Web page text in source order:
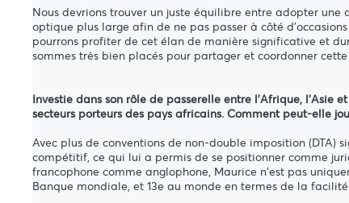
Nous devrions trouver un juste équilibre entre adopter
optique plus large afin de ne pas passer à côté
pourrons profiter de cet élan de manière significative et
sommes très bien placés pour partager et coordonner
Investie dans son rôle de passerelle entre l'Afrique, l'Asie
secteurs porteurs des pays africains. Comment peut-elle
Avec plus de conventions de non-double imposition
compétitif, ce qui lui a permis de se positionner comme
francophone comme anglophone, Maurice n'est pas
Banque mondiale, et 13e au monde en termes de la